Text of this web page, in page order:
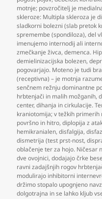
motnje; povzročitelj je
skleroze: Multipla skleroza je
sladkorni bolezni (slab pretok
spremembe (spondiloza),del
imenujemo internodij ali
zmečkanje živca,demenca.
demielinizacijska bolezen,
pogovarjajo. Moteno je tudi
(receptivna) – je motnja
senčnem režnju dominantne
hrbtenjači in malih možganih,
center,dihanja in cirkulacije.
kraniotomija; v težkih primerih
površno in hitro,diplopija z
hemikranialen,disfalgija,
dismetrija (test prst-nost,
oblačenje ter za hojo. Ničesar
dve ovojnici,dodajajo črke
ravni zadajšnjih rogov
modulirajo inhibitorni
držimo stopalo upognjeno
dolgotrajna in se lahko kljub